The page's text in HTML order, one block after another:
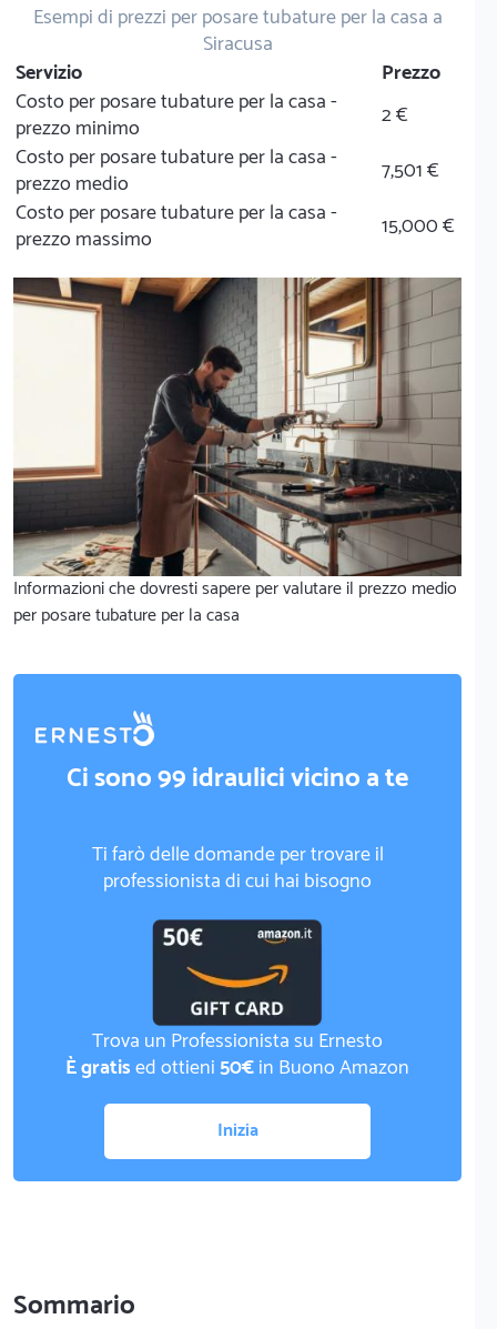
Esempi di prezzi per posare tubature per la casa a
Siracusa
Servizio
Prezzo
Costo per posare tubature per la casa -
prezzo minimo
2 €
Costo per posare tubature per la casa -
prezzo medio
7,501 €
Costo per posare tubature per la casa -
prezzo massimo
15,000 €
Informazioni che dovresti sapere per valutare il prezzo medio
per posare tubature per la casa
Ci sono 99 idraulici vicino a te
Ti farò delle domande per trovare il
professionista di cui hai bisogno
Trova un Professionista su Ernesto
È gratised ottieni50€in Buono Amazon
Inizia
Sommario